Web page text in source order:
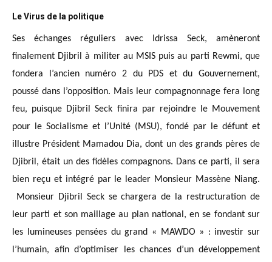
Le Virus de la politique
Ses échanges réguliers avec Idrissa Seck, amèneront
finalement Djibril à militer au MSIS puis au parti Rewmi, que
fondera l’ancien numéro 2 du PDS et du Gouvernement,
poussé dans l’opposition. Mais leur compagnonnage fera long
feu, puisque Djibril Seck finira par rejoindre le Mouvement
pour le Socialisme et l’Unité (MSU), fondé par le défunt et
illustre Président Mamadou Dia, dont un des grands pères de
Djibril, était un des fidèles compagnons. Dans ce parti, il sera
bien reçu et intégré par le leader Monsieur Massène Niang.
Monsieur Djibril Seck se chargera de la restructuration de
leur parti et son maillage au plan national, en se fondant sur
les lumineuses pensées du grand « MAWDO » : investir sur
l’humain, afin d’optimiser les chances d’un développement